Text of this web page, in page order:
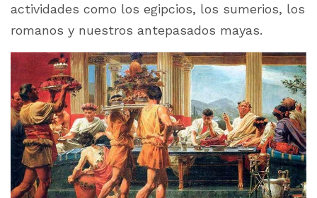
actividades como los egipcios, los sumerios, los
romanos y nuestros antepasados mayas.